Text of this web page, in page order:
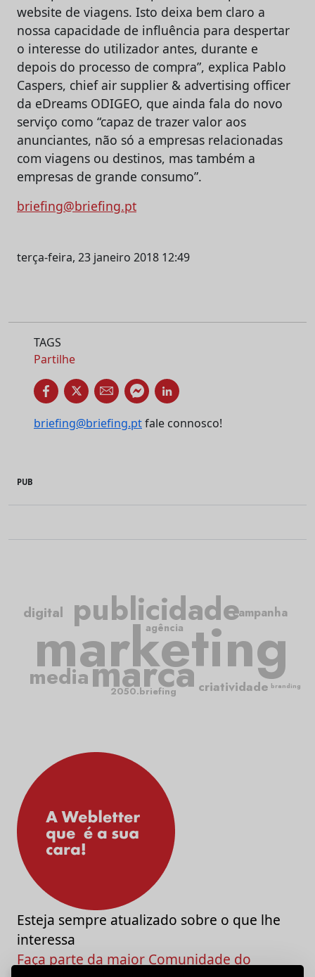
website de viagens. Isto deixa bem claro a
nossa capacidade de influência para despertar
o interesse do utilizador antes, durante e
depois do processo de compra”, explica Pablo
Caspers, chief air supplier & advertising officer
da eDreams ODIGEO, que ainda fala do novo
serviço como “capaz de trazer valor aos
anunciantes, não só a empresas relacionadas
com viagens ou destinos, mas também a
empresas de grande consumo”.
briefing@briefing.pt
terça-feira, 23 janeiro 2018 12:49
TAGS
Partilhe
briefing@briefing.ptfale connosco!
PUB
marketing
publicidade
marca criatividade
campanha
media
agência
digital
2050.briefing branding
Esteja sempre atualizado sobre o que lhe
interessa
Faça parte da maior Comunidade do